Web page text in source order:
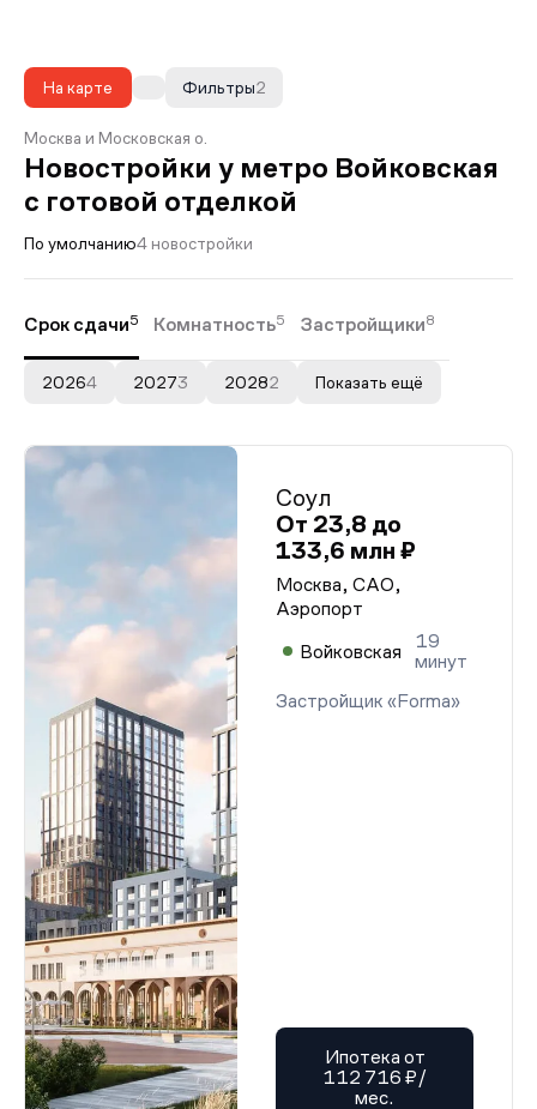
На карте 2
Фильтры
Москва и Московская о.
Новостройки у метро Войковская
с готовой отделкой
По умолчанию4 новостройки
Срок сдачи5 Комнатность5 Застройщики8
20264 20273 20282 Показать ещё
Соул
От 23,8 до
133,6 млн ₽
Москва, САО,
Аэропорт
Войковская
19
минут
Застройщик «Forma»
Ипотека от
112 716 ₽/
мес.